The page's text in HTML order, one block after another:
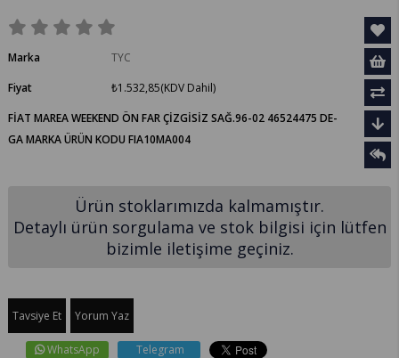
Marka
TYC
Fiyat
₺1.532,85(KDV Dahil)
FİAT MAREA WEEKEND ÖN FAR ÇİZGİSİZ SAĞ.96-02 46524475 DE-
GA MARKA ÜRÜN KODU FIA10MA004
Ürün stoklarımızda kalmamıştır.
Detaylı ürün sorgulama ve stok bilgisi için lütfen
bizimle iletişime geçiniz.
Tavsiye Et Yorum Yaz
WhatsApp Telegram